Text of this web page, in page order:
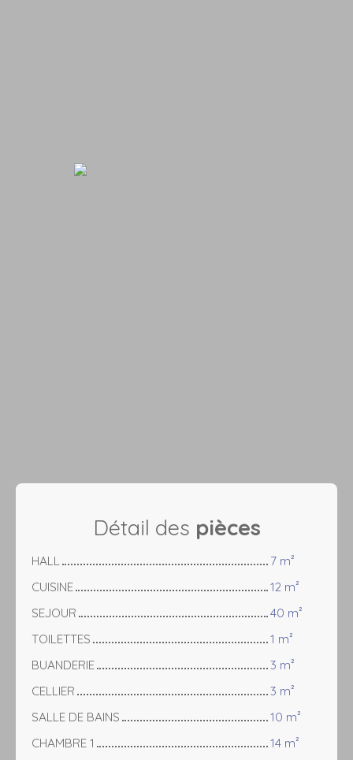
Détail des pièces
HALL
7 m²
CUISINE
12 m²
SEJOUR
40 m²
TOILETTES
1 m²
BUANDERIE
3 m²
CELLIER
3 m²
SALLE DE BAINS
10 m²
CHAMBRE 1
14 m²